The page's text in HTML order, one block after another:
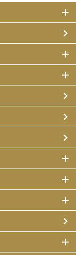
際にお申出いた
ために利用させ
いた旅行におい
関等について契
行サービスの手
続、また旅行代
ービス、キャ
お願い
ことがありま
絡その他、採
ビスの手配及び
要な範囲内、ま